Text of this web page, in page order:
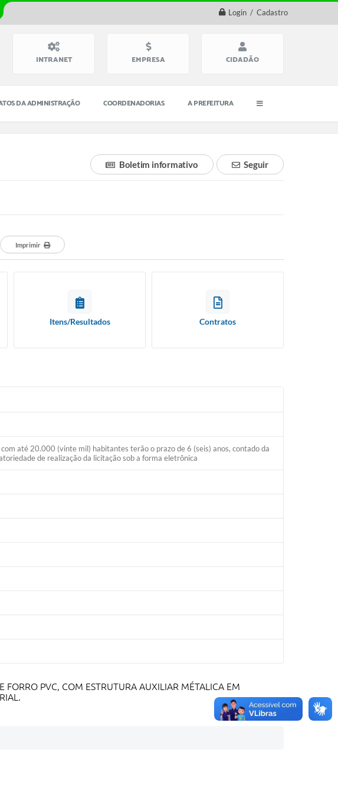
Login / Cadastro
CIDADÃO
EMPRESA
INTRANET
DA ADMINISTRAÇÃO COORDENADORIAS A PREFEITURA
Seguir
Boletim informativo
Imprimir
Itens/Resultados Contratos
até 20.000 (vinte mil) habitantes terão o prazo de 6 (seis) anos, contado da
de realização da licitação sob a forma eletrônica
PVC, COM ESTRUTURA AUXILIAR MÉTALICA EM